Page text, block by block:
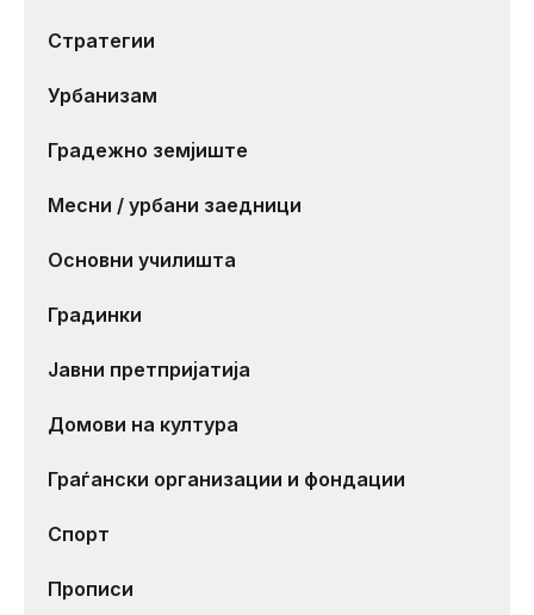
Стратегии
Урбанизам
Градежно земјиште
Месни / урбани заедници
Основни училишта
Градинки
Јавни претпријатија
Домови на култура
Граѓански организации и фондации
Спорт
Прописи